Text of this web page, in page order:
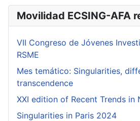
Movilidad ECSING-AFA
VII Congreso de Jóvenes
RSME
Mes temático: Singularities,
transcendence
XXI edition of Recent Trends in
Singularities in Paris 2024